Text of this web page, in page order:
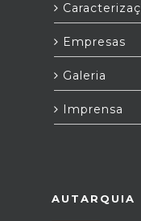
Empresas
Galeria
Imprensa
AUTARQUIA